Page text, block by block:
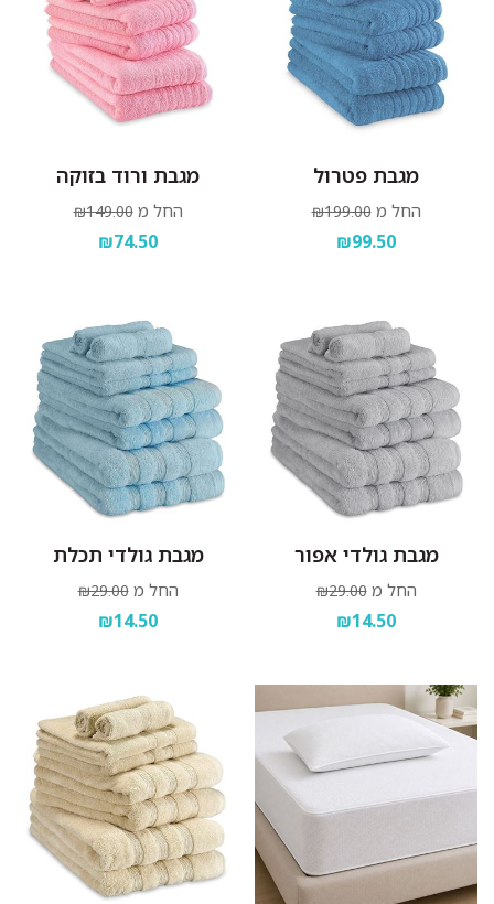
מגבת פטרול
החל מ ₪199.00
₪99.50
מגבת ורוד בזוקה
החל מ ₪149.00
₪74.50
מגבת גולדי אפור
החל מ ₪29.00
₪14.50
מגבת גולדי תכלת
החל מ ₪29.00
₪14.50